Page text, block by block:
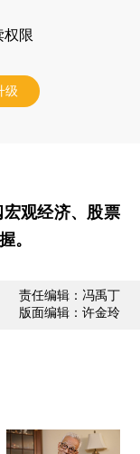
权限
级
宏观经济、股票
。
责任编辑：冯禹丁
版面编辑：许金玲